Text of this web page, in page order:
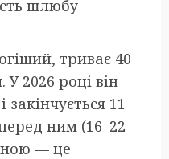
шлюбу
триває 40
2026 році він
11
ним (16–22
— це